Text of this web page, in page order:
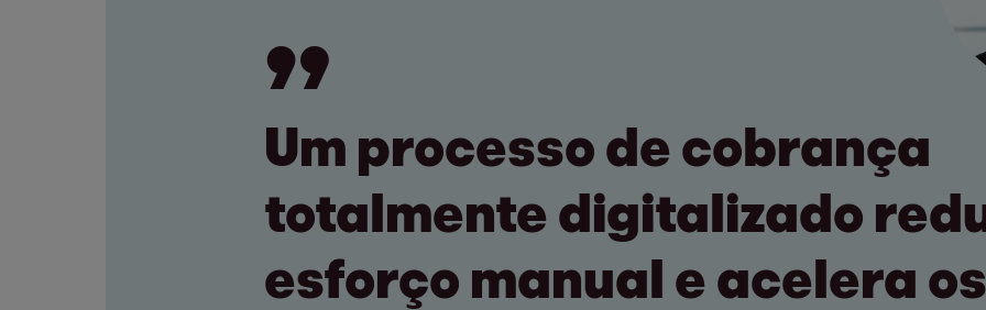
Um processo de cobrança
totalmente digitalizado
esforço manual e acelera os